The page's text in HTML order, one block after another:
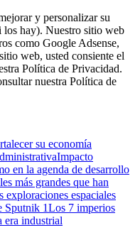
y personalizar su
los hay). Nuestro sitio web
como Google Adsense,
web, usted consiente el
Política de Privacidad.
nuestra Política de
su economía
Impacto
en la agenda de desarrollo
más grandes que han
exploraciones espaciales
Sputnik 1Los 7 imperios
era industrial